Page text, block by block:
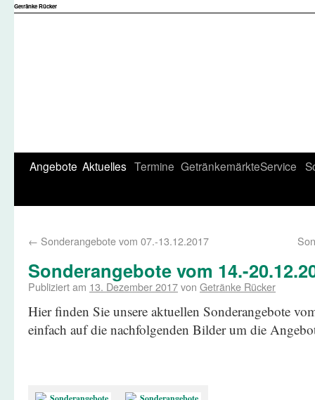
Getränke Rücker
Angebote Aktuelles Termine GetränkemärkteService
← Sonderangebote vom 07.-13.12.2017
Sonderangebote vom 14.-
Publiziert am 13. Dezember 2017von Getränke Rücker
Hier finden Sie unsere aktuellen Sonderangebote
einfach auf die nachfolgenden Bilder um die